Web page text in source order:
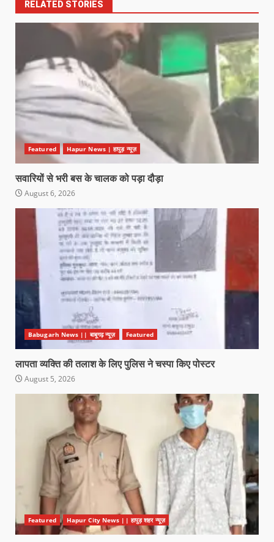
RELATED STORIES
Featured Hapur News | हापुड़ न्यूज़
सवारियों से भरी बस के चालक को पड़ा दौड़ा
August 6, 2026
Babugarh News || बाबूगढ़ न्यूज़ Featured
लापता व्यक्ति की तलाश के लिए पुलिस ने चस्पा किए पोस्टर
August 5, 2026
Featured Hapur City News || हापुड़ शहर न्यूज़